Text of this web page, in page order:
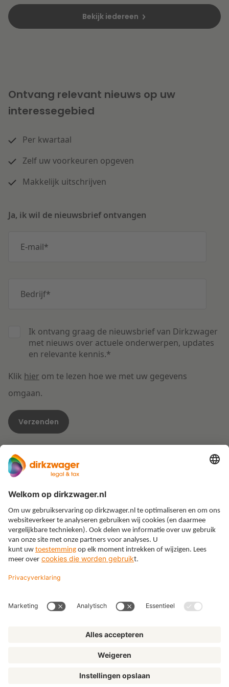
Bekijk iedereen
Ontvang relevant nieuws op uw
interessegebied
Per kwartaal
Zelf uw voorkeuren opgeven
Makkelijk uitschrijven
Ja, ik wil de nieuwsbrief ontvangen
E-mail*
Bedrijf*
Ik ontvang graag de nieuwsbrief van Dirkzwager
met nieuws over actuele onderwerpen, updates
en relevante kennis.*
Klik hier om te lezen hoe we met uw gegevens
omgaan.
Expertises
Thema’s